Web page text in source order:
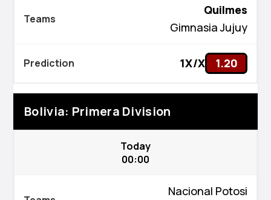
Quilmes
Gimnasia Jujuy
1X/X 1.20
Bolivia: Primera Division
Today
00:00
Nacional Potosi